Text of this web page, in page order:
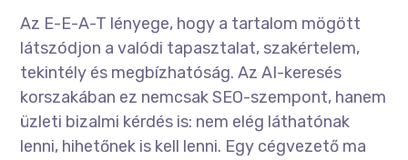
Az E-E-A-T lényege, hogy a tartalom mögött
látszódjon a valódi tapasztalat, szakértelem,
tekintély és megbízhatóság. Az AI-keresés
korszakában ez nemcsak SEO-szempont, hanem
üzleti bizalmi kérdés is: nem elég láthatónak
lenni, hihetőnek is kell lenni. Egy cégvezető ma